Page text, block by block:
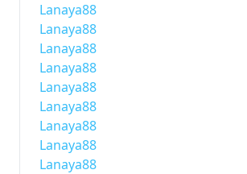
Lanaya88
Lanaya88
Lanaya88
Lanaya88
Lanaya88
Lanaya88
Lanaya88
Lanaya88
Lanaya88